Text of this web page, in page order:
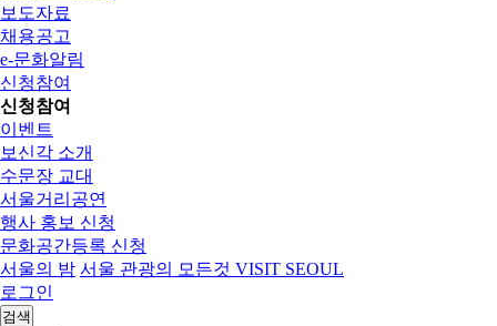
보도자료
채용공고
e-문화알림
신청참여
신청참여
이벤트
보신각 소개
수문장 교대
서울거리공연
행사 홍보 신청
문화공간등록 신청
서울의 밤 서울 관광의 모든것 VISIT SEOUL
로그인
검색